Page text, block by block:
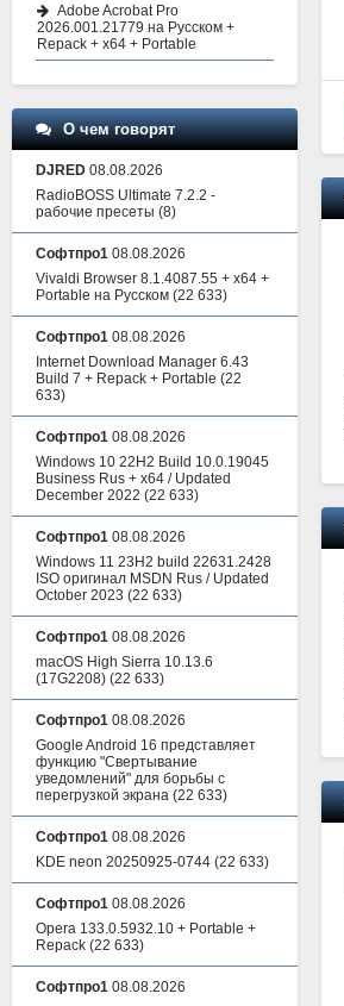
Adobe Acrobat Pro
2026.001.21779 на Русском +
Repack + x64 + Portable
О чем говорят
DJRED 08.08.2026
RadioBOSS Ultimate 7.2.2 -
рабочие пресеты (8)
Софтпро1 08.08.2026
Vivaldi Browser 8.1.4087.55 + x64 +
Portable на Русском (22 633)
Софтпро1 08.08.2026
Internet Download Manager 6.43
Build 7 + Repack + Portable (22
633)
Софтпро1 08.08.2026
Windows 10 22H2 Build 10.0.19045
Business Rus + x64 / Updated
December 2022 (22 633)
Софтпро1 08.08.2026
Windows 11 23H2 build 22631.2428
ISO оригинал MSDN Rus / Updated
October 2023 (22 633)
Софтпро1 08.08.2026
macOS High Sierra 10.13.6
(17G2208) (22 633)
Софтпро1 08.08.2026
Google Android 16 представляет
функцию "Свертывание
уведомлений" для борьбы с
перегрузкой экрана (22 633)
Софтпро1 08.08.2026
KDE neon 20250925-0744 (22 633)
Софтпро1 08.08.2026
Opera 133.0.5932.10 + Portable +
Repack (22 633)
Софтпро1 08.08.2026